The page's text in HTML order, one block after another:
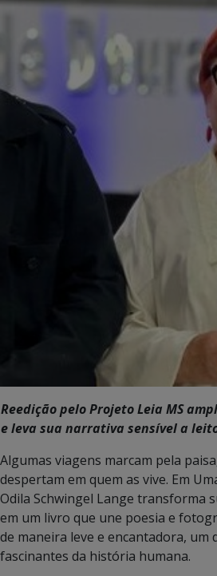
Reedição pelo Projeto Leia MS
e leva sua narrativa sensível a
Algumas viagens marcam pela
despertam em quem as vive. Em
Odila Schwingel Lange transforma
em um livro que une poesia e
de maneira leve e encantadora, um
fascinantes da história humana.